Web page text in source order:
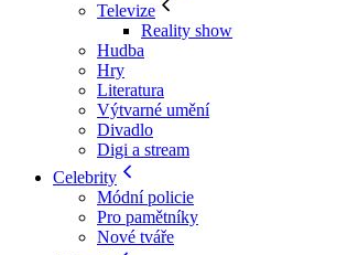
Televize
Reality show
Hudba
Hry
Literatura
Výtvarné umění
Divadlo
Digi a stream
Celebrity
Módní policie
Pro pamětníky
Nové tváře